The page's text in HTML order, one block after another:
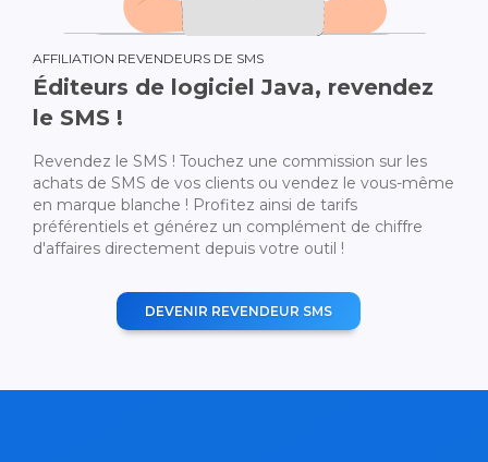
AFFILIATION REVENDEURS DE SMS
Éditeurs de logiciel Java, revendez
le SMS !
Revendez le SMS ! Touchez une commission sur les
achats de SMS de vos clients ou vendez le vous-même
en marque blanche ! Profitez ainsi de tarifs
préférentiels et générez un complément de chiffre
d'affaires directement depuis votre outil !
DEVENIR REVENDEUR SMS